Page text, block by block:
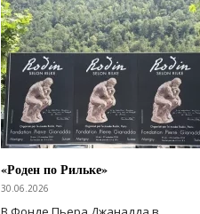
«Роден по Рильке»
30.06.2026